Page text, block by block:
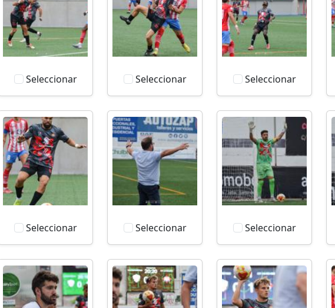
Seleccionar Seleccionar Seleccionar
Seleccionar Seleccionar Seleccionar